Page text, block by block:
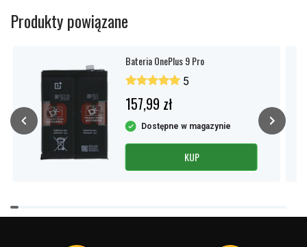
Produkty powiązane
Bateria OnePlus 9 Pro
5
157,99 zł
Dostępne w magazynie
KUP
Item
1